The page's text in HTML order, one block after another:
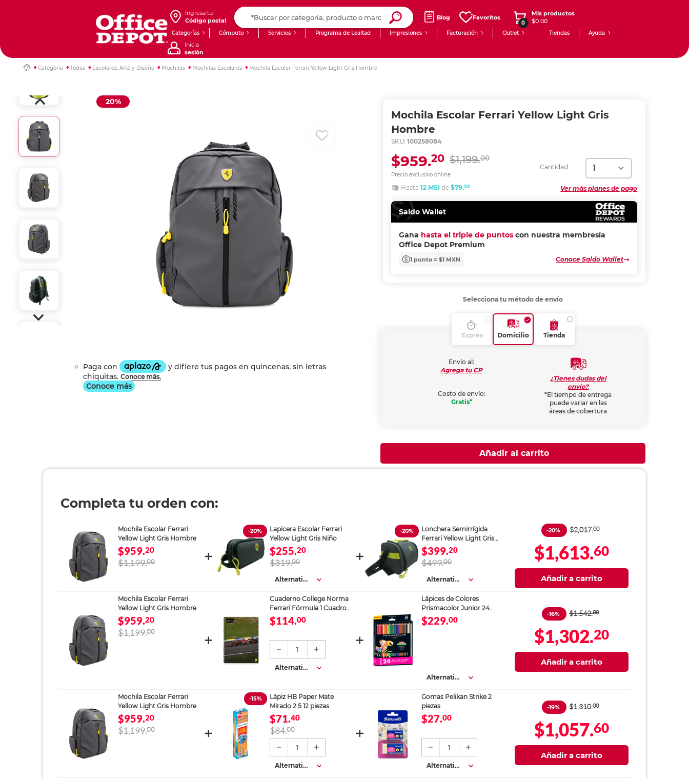
Ingresa tu
Código postal
Blog Favoritos
0
Mis productos
$0.00
Categorías Cómputo Servicios Programa de Lealtad Impresiones Facturación Outlet Tiendas Ayuda
Inicia
sesión
Categoría Todas Escolares, Arte y Diseño Mochilas Mochilas Escolares Mochila Escolar Ferrari Yellow Light Gris Hombre
20%
Conoce más
Mochila Escolar Ferrari Yellow Light Gris
Hombre
SKU: 100258084
Cantidad
Precio exclusivo online
$1,199.00
$959.20
Ver más planes de pago
Hasta 12 MSI de $79.93
Saldo Wallet
Gana hasta el triple de puntos con nuestra membresía
Office Depot Premium
1 punto = $1 MXN Conoce Saldo Wallet
Selecciona tu método de envío
Exprés Domicilio Tienda
Envío al:
Agrega tu CP
Costo de envío:
Gratis*
¿Tienes dudas del
envío?
*El tiempo de entrega
puede variar en las
áreas de cobertura
Añadir al carrito
Completa tu orden con:
Mochila Escolar Ferrari
Yellow Light Gris Hombre
$959.20
$1,199.00
-20%
Lapicera Escolar Ferrari
Yellow Light Gris Niño
$255.20
$319.00
Alternativa
-20%
Lonchera Semirrígida
Ferrari Yellow Light Gris
Hombre
$399.20
$499.00
Alternativa
$1,613.60
-20% $2,017.00
Añadir a carrito
Mochila Escolar Ferrari
Yellow Light Gris Hombre
$959.20
$1,199.00
Cuaderno College Norma
Ferrari Fórmula 1 Cuadro
Chico 100 Hojas
$114.00
1
Alternativa
Lápices de Colores
Prismacolor Junior 24
piezas
$229.00
Alternativa
$1,302.20
-16% $1,542.00
Añadir a carrito
Mochila Escolar Ferrari
Yellow Light Gris Hombre
$959.20
$1,199.00
-15%
Lápiz HB Paper Mate
Mirado 2.5 12 piezas
$71.40
$84.00
1
Alternativa
Gomas Pelikan Strike 2
piezas
$27.00
1
Alternativa
$1,057.60
-19% $1,310.00
Añadir a carrito